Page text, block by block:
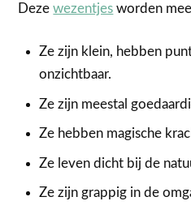
Dezewezentjes worden
Ze zijn klein, hebben
onzichtbaar.
Ze zijn meestal
Ze hebben magische
Ze leven dicht bij de
Ze zijn grappig in de